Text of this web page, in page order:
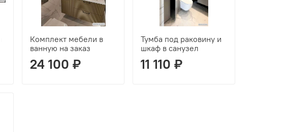
Комплект мебели в
ванную на заказ
24 100 ₽
Тумба под раковину и
шкаф в санузел
11 110 ₽